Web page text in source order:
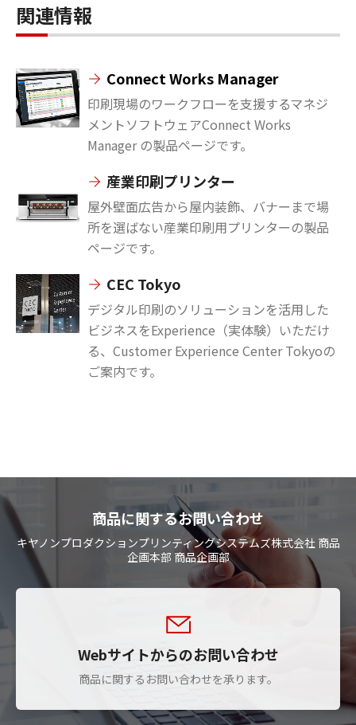
関連情報
Connect Works Manager
印刷現場のワークフローを支援するマネジ
メントソフトウェアConnect Works
Manager の製品ページです。
産業印刷プリンター
屋外壁面広告から屋内装飾、バナーまで場
所を選ばない産業印刷用プリンターの製品
ページです。
CEC Tokyo
デジタル印刷のソリューションを活用した
ビジネスをExperience（実体験）いただけ
る、Customer Experience Center Tokyoの
ご案内です。
商品に関するお問い合わせ
キヤノンプロダクションプリンティングシステムズ株式会社 商品
企画本部 商品企画部
Webサイトからのお問い合わせ
商品に関するお問い合わせを承ります。